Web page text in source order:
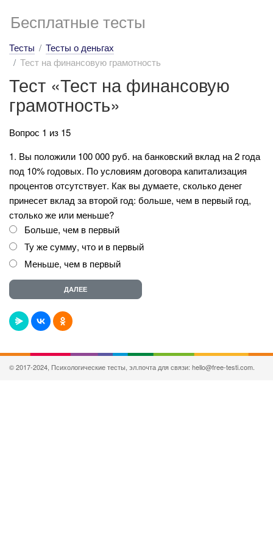
Бесплатные тесты
Тесты
Тесты о деньгах
Тест на финансовую грамотность
Тест «Тест на финансовую
грамотность»
Вопрос 1 из 15
1. Вы положили 100 000 руб. на банковский вклад на 2 года
под 10% годовых. По условиям договора капитализация
процентов отсутствует. Как вы думаете, сколько денег
принесет вклад за второй год: больше, чем в первый год,
столько же или меньше?
Больше, чем в первый
Ту же сумму, что и в первый
Меньше, чем в первый
© 2017-2024, Психологические тесты, эл.почта для связи: hello@free-testi.com.